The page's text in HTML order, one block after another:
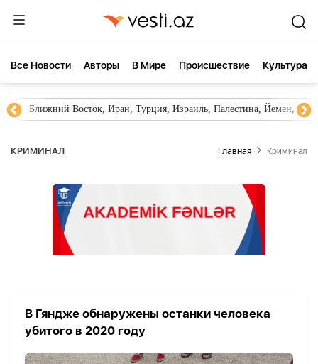
Все Новости Aвторы В Мире Происшествие Культура
Ближний Восток, Иран, Турция, Израиль, Палестина, Йемен,
КРИМИНАЛ Главная Криминал
В Гяндже обнаружены останки человека
убитого в 2020 году